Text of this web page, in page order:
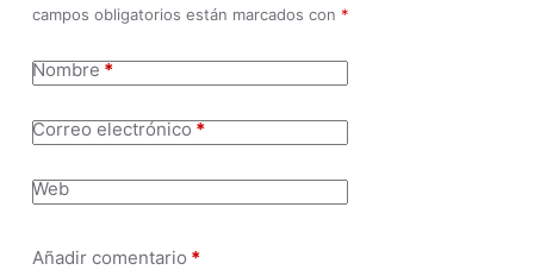
campos obligatorios están marcados con *
Nombre*
Correo electrónico*
Web
Añadir comentario *